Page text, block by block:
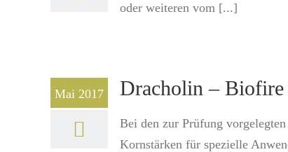
oder weiteren vom [...]
Mai 2017 Dracholin – Biofire
Bei den zur Prüfung
Kornstärken für spezielle